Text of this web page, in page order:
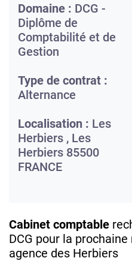
Domaine : DCG -
Diplôme de
Comptabilité et de
Gestion
Type de contrat :
Alternance
Localisation : Les
Herbiers , Les
Herbiers 85500
FRANCE
Cabinet comptable
DCG pour la
agence des Herbiers